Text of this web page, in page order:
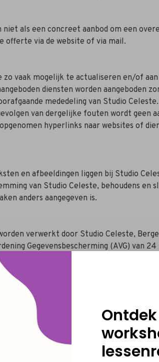
als een concreet aanbod om een
offerte via de website of via mail.
vaak mogelijk te actualiseren en/of
diensten worden aangeboden
mededeling van Studio
van dergelijke fouten wordt geen
hyperlinks naar websites of
en afbeeldingen liggen bij Studio
van Studio Celeste, behoudens en
anders aangegeven is.
verwerkt door Studio Celeste,
Gegevensbescherming (AVG) van
enkel voor het doeleinde
Je kan de persoonsgegevens
om je persoonsgegevens te wissen.